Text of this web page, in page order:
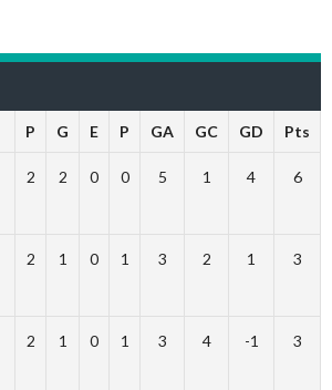
P G E P GA GC GD Pts
2 2 0 0 5 1 4 6
2 1 0 1 3 2 1 3
2 1 0 1 3 4 -1 3